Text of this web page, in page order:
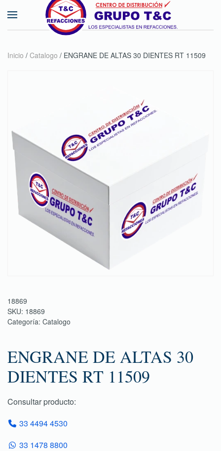
Skip to main content
Inicio / Catalogo / ENGRANE DE ALTAS 30 DIENTES RT 11509
18869
SKU: 18869
Categoría: Catalogo
ENGRANE DE ALTAS 30
DIENTES RT 11509
Consultar producto:
33 4494 4530
33 1478 8800